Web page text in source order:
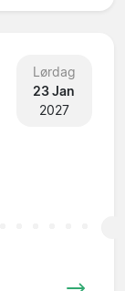
Lørdag
23 Jan
2027